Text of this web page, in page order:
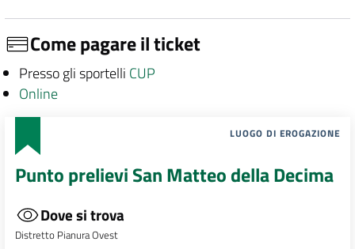
Come pagare il ticket
Presso gli sportelli CUP
Online
LUOGO DI EROGAZIONE
Punto prelievi San Matteo della Decima
Dove si trova
Distretto Pianura Ovest